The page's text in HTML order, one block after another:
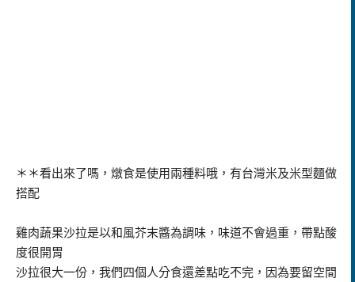
＊＊看出來了嗎，燉食是使用兩種料哦，有台灣米及米型麵做
搭配
雞肉蔬果沙拉是以和風芥末醬為調味，味道不會過重，帶點酸
度很開胃
沙拉很大一份，我們四個人分食還差點吃不完，因為要留空間